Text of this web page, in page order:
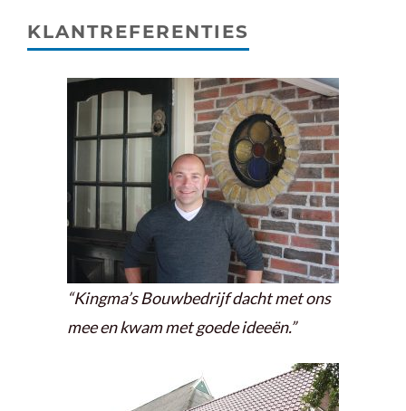
KLANTREFERENTIES
“Kingma’s Bouwbedrijf dacht met ons
mee en kwam met goede ideeën.”